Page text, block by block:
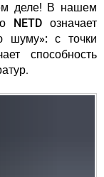
деле! В нашем
NETD означает
шуму»: с точки
способность
.